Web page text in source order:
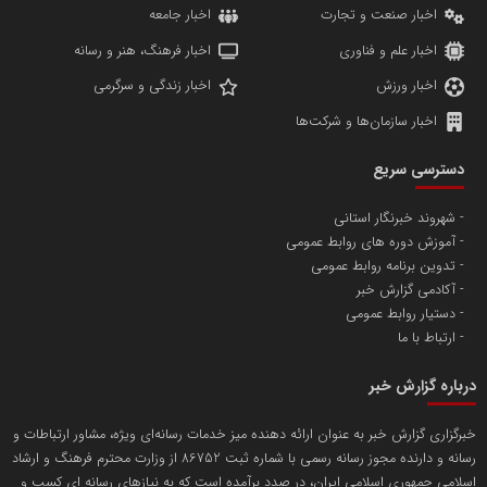
پایگاه اطلاع رسانی اعتلای نهادهای مردمی
تامین آهن اسفنجی تولیدکنندگان فولاد در کشور
تریبون
مسعودصادقی
اخبار صنعت و تجارت
اخبار جامعه
اخبار علم و فناوری
اخبار فرهنگ، هنر و رسانه
اخبار ورزش
اخبار زندگی و سرگرمی
اخبار سازمان‌ها و شرکت‌ها
دسترسی سریع
شهروند خبرنگار استانی
آموزش دوره های روابط عمومی
تدوین برنامه روابط عمومی
آکادمی گزارش خبر
دستیار روابط عمومی
ارتباط با ما
درباره گزارش خبر
خبرگزاری گزارش خبر به عنوان ارائه دهنده میز خدمات رسانه‌ای ویژه، مشاور ارتباطات و
رسانه و دارنده مجوز رسانه رسمی با شماره ثبت 86752 از وزارت محترم فرهنگ و ارشاد
اسلامی جمهوری اسلامی ایران، در صدد برآمده است که به نیازهای رسانه ای کسب و